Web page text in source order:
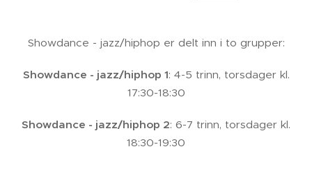
Showdance - jazz/hiphop er delt inn i to grupper:
Showdance - jazz/hiphop 1: 4-5 trinn, torsdager kl.
17:30-18:30
Showdance - jazz/hiphop 2: 6-7 trinn, torsdager kl.
18:30-19:30